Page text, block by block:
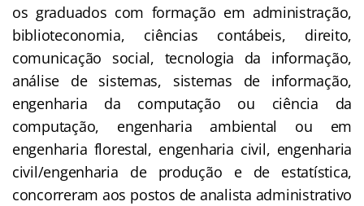
os graduados com formação em administração,
biblioteconomia, ciências contábeis, direito,
comunicação social, tecnologia da informação,
análise de sistemas, sistemas de informação,
engenharia da computação ou ciência da
computação, engenharia ambiental ou em
engenharia florestal, engenharia civil, engenharia
civil/engenharia de produção e de estatística,
concorreram aos postos de analista administrativo